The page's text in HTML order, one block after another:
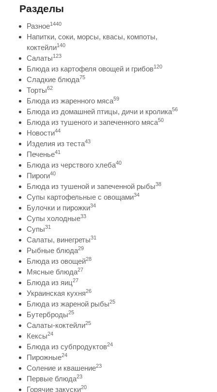
Разделы
Разное1440
Напитки, соки, морсы, квасы, компоты,
коктейли140
Салаты123
Блюда из картофеля овощей и грибов120
Сладкие блюда75
Торты62
Блюда из жаренного мяса59
Блюда из домашней птицы, дичи и кролика56
Блюда из тушеного и запеченного мяса50
Новости44
Изделия из теста43
Печенье41
Блюда из черствого хлеба40
Пироги40
Блюда из тушеной и запеченной рыбы38
Супы картофельные с овощами34
Булочки и пирожки34
Супы холодные33
Супы31
Салаты, винегреты31
Рыбные блюда29
Блюда из овощей28
Мясные блюда27
Блюда из яиц27
Украинская кухня26
Блюда из жареной рыбы25
Бутерброды25
Салаты-коктейли25
Кексы24
Блюда из субпродуктов24
Пирожные24
Соление и квашение23
Первые блюда23
Горячие закуски20